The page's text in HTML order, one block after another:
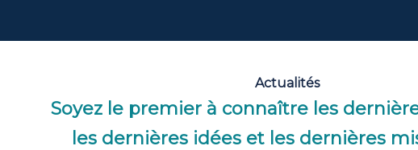
Actualités
Soyez le premier à connaître les
les dernières idées et les dernières